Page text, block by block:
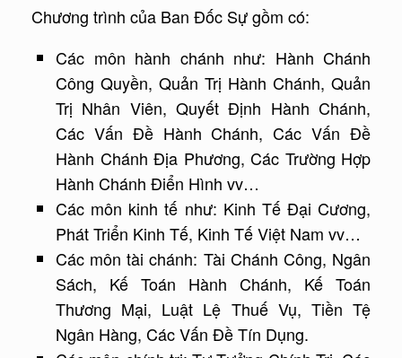
Chương trình của Ban Đốc Sự gồm có:
Các môn hành chánh như: Hành Chánh
Công Quyền, Quản Trị Hành Chánh, Quản
Trị Nhân Viên, Quyết Định Hành Chánh,
Các Vấn Đề Hành Chánh, Các Vấn Đề
Hành Chánh Địa Phương, Các Trường Hợp
Hành Chánh Điển Hình vv…
Các môn kinh tế như: Kinh Tế Đại Cương,
Phát Triển Kinh Tế, Kinh Tế Việt Nam vv…
Các môn tài chánh: Tài Chánh Công, Ngân
Sách, Kế Toán Hành Chánh, Kế Toán
Thương Mại, Luật Lệ Thuế Vụ, Tiền Tệ
Ngân Hàng, Các Vấn Đề Tín Dụng.